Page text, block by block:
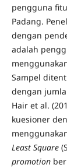
pengguna
Padang.
dengan
adalah
Sampel
dengan
Hair et al.
kuesioner
Least Square
promotion